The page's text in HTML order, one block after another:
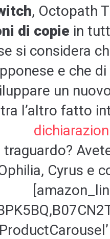
, Octopath
di copie in
si considera
e che
un
l’altro fatto
Cyrus e